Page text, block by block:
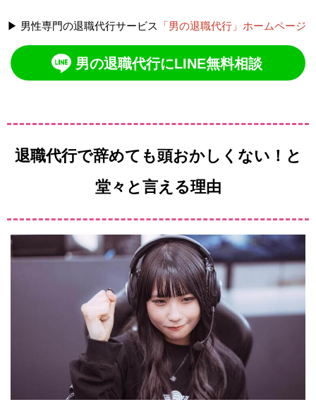
▶ 男性専門の退職代行サービス 「男の退職代行」ホームページ
男の退職代行にLINE無料相談
退職代行で辞めても頭おかしくない！と
堂々と言える理由